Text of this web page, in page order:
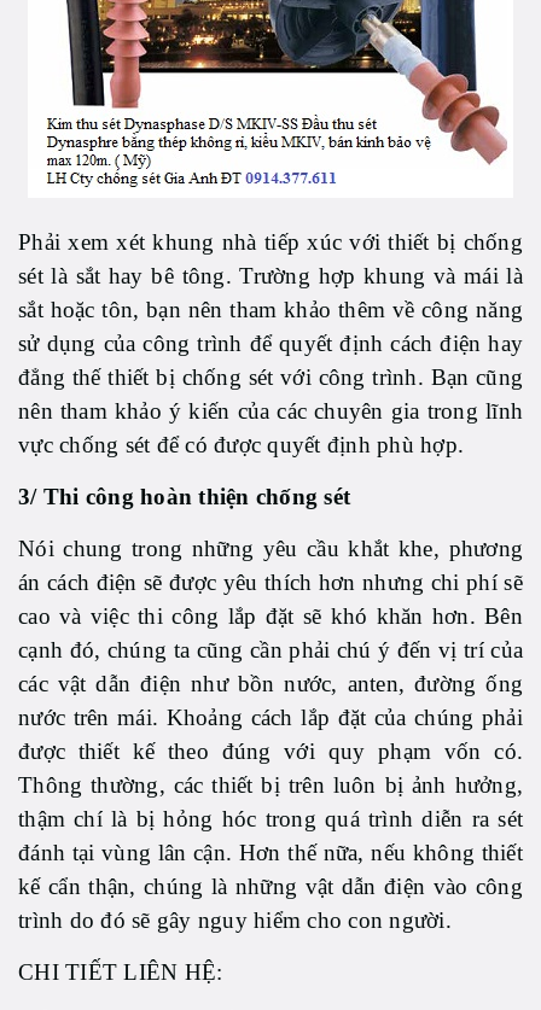
Phải xem xét khung nhà tiếp xúc với thiết bị chống
sét là sắt hay bê tông. Trường hợp khung và mái là
sắt hoặc tôn, bạn nên tham khảo thêm về công năng
sử dụng của công trình để quyết định cách điện hay
đẳng thế thiết bị chống sét với công trình. Bạn cũng
nên tham khảo ý kiến của các chuyên gia trong lĩnh
vực chống sét để có được quyết định phù hợp.
3/ Thi công hoàn thiện chống sét
Nói chung trong những yêu cầu khắt khe, phương
án cách điện sẽ được yêu thích hơn nhưng chi phí sẽ
cao và việc thi công lắp đặt sẽ khó khăn hơn. Bên
cạnh đó, chúng ta cũng cần phải chú ý đến vị trí của
các vật dẫn điện như bồn nước, anten, đường ống
nước trên mái. Khoảng cách lắp đặt của chúng phải
được thiết kế theo đúng với quy phạm vốn có.
Thông thường, các thiết bị trên luôn bị ảnh hưởng,
thậm chí là bị hỏng hóc trong quá trình diễn ra sét
đánh tại vùng lân cận. Hơn thế nữa, nếu không thiết
kế cẩn thận, chúng là những vật dẫn điện vào công
trình do đó sẽ gây nguy hiểm cho con người.
CHI TIẾT LIÊN HỆ: